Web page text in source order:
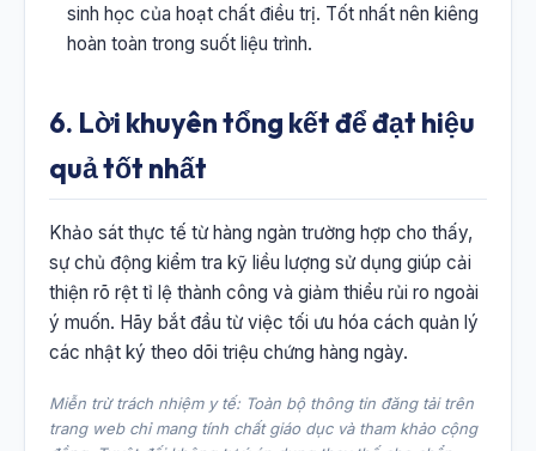
sinh học của hoạt chất điều trị. Tốt nhất nên kiêng
hoàn toàn trong suốt liệu trình.
6. Lời khuyên tổng kết để đạt hiệu
quả tốt nhất
Khảo sát thực tế từ hàng ngàn trường hợp cho thấy,
sự chủ động kiểm tra kỹ liều lượng sử dụng giúp cải
thiện rõ rệt tỉ lệ thành công và giảm thiểu rủi ro ngoài
ý muốn. Hãy bắt đầu từ việc tối ưu hóa cách quản lý
các nhật ký theo dõi triệu chứng hàng ngày.
Miễn trừ trách nhiệm y tế: Toàn bộ thông tin đăng tải trên
trang web chỉ mang tính chất giáo dục và tham khảo cộng